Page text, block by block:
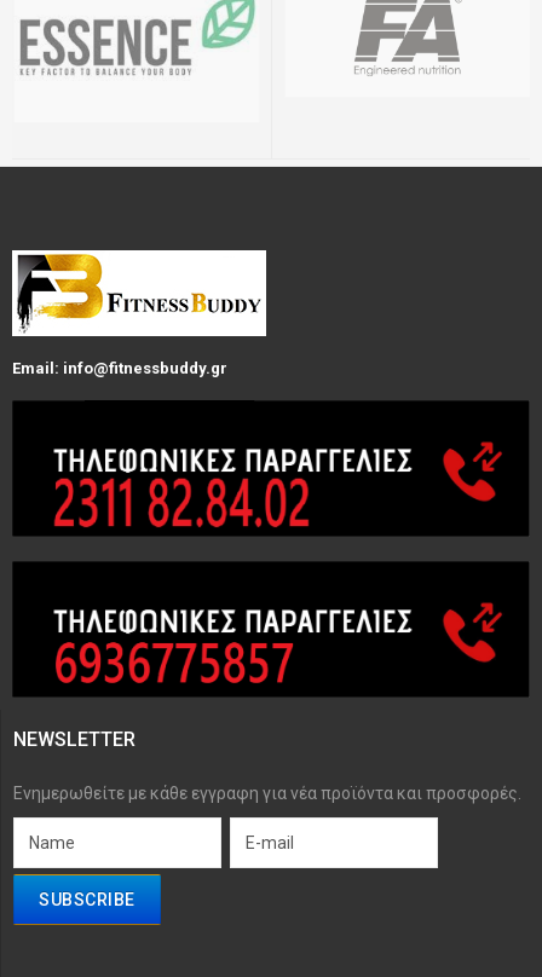
Email: info@fitnessbuddy.gr
NEWSLETTER
Ενημερωθείτε με κάθε εγγραφη για νέα προϊόντα και προσφορές.